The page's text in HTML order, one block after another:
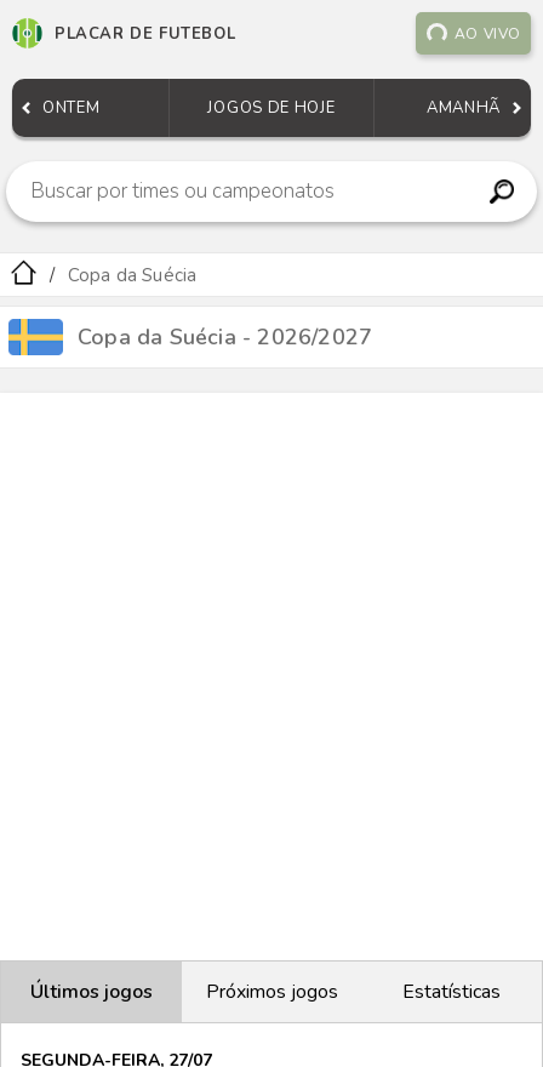
PLACAR DE FUTEBOL AO VIVO
ONTEM JOGOS DE HOJE AMANHÃ
Copa da Suécia
Copa da Suécia - 2026/2027
Últimos jogos Próximos jogos Estatísticas
SEGUNDA-FEIRA, 27/07